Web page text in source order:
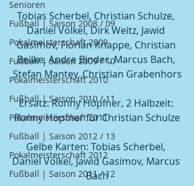
Senioren
Fußball | Saison 2008 / 09
Pokalmeisterschaft 2009
Fußball | Saison 2009 / 10
Pokalmeisterschaft 2010
Fußball | Saison 2010 / 11
Pokalmeisterschaft 2011
Fußball | Saison 2012 / 13
Pokalmeisterschaft 2012
Fußball | Saison 2011 / 12
Tobias Scherbel, Christian Schulze,
Daniel Völkel, Dirk Weitz, Jawid
Gasimov, Florian Knappe, Christian
Beilke, Andre Binder, Marcus Bach,
Stefan Mantey, Christian Grabenhors
Ersatz: Ronny Höpfner, 2 Halbzeit:
Ronny Höpfner für Christian Schulze
Gelbe Karten: Tobias Scherbel,
Daniel Völkel, Jawid Gasimov, Marcus
Bach